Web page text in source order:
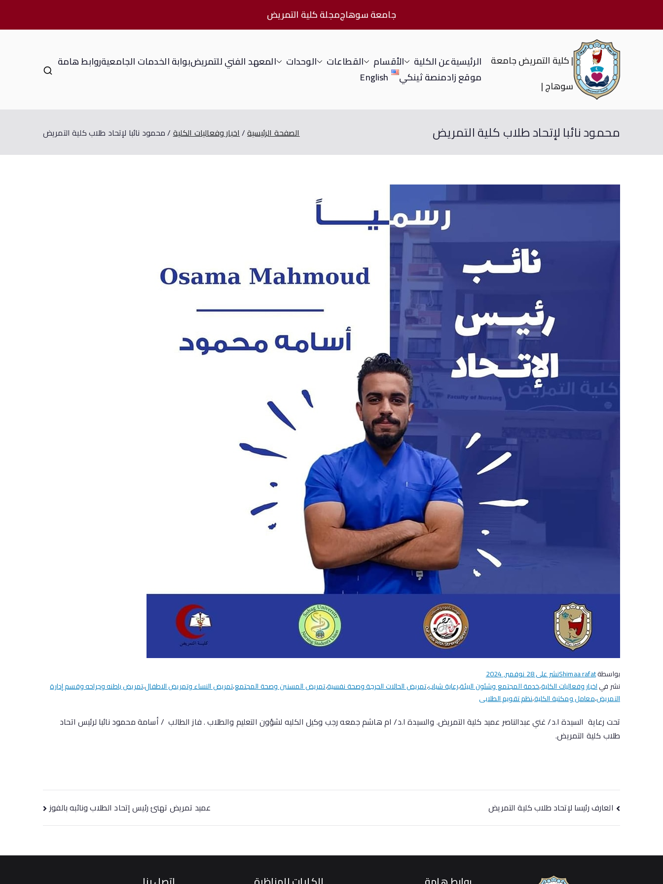
جامعة سوهاجمجلة كلية التمريض
| كلية التمريض جامعة
سوهاج |
الرئيسيةعن الكلية الأقسام القطاعات الوحدات المعهد الفني للتمريضبوابة الخدمات الجامعيةروابط هامة
موقع زادمنصة ثينكي English
محمود نائبا لإتحاد طلاب كلية التمريض الصفحة الرئيسية اخبار وفعاليات الكلية محمود نائبا لإتحاد طلاب كلية التمريض
بواسطةShimaa rafatنشر على28 نوفمبر, 2024
نشر فياخبار وفعاليات الكلية،خدمة المجتمع وشئون البيئة،رعاية شباب،تمريض الحالات الحرجة وصحة نفسية،تمريض المسنين وصحة المجتمع،تمريض النساء وتمريض الاطفال،تمريض باطنه وجراحه وقسم إدارة
التمريض،معامل ومكتبة الكلية،نظم تقويم الطلابى
تحت رعاية السيدة ا.د/ غني عبدالناصر عميد كلية التمريض. والسيدة ا.د/ ام هاشم جمعه رجب وكيل الكليه لشؤون التعليم والطلاب . فاز الطالب / أسامة محمود نائبا لرئيس اتحاد
طلاب كلية التمريض.
العارف رئيسا لإتحاد طلاب كلية التمريض عميد تمريض تهنئ رئيس إتحاد الطلاب ونائبه بالفوز